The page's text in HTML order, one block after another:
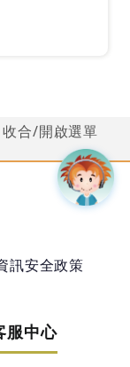
收合/開啟選單
訊安全政策
服中心